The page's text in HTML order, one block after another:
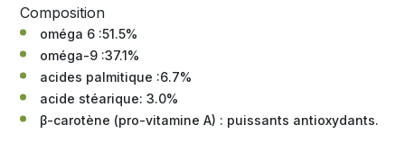
Composition
oméga 6 :51.5%
oméga-9 :37.1%
acides palmitique :6.7%
acide stéarique: 3.0%
β-carotène (pro-vitamine A) : puissants antioxydants.